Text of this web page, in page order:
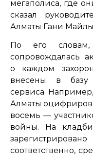
мегаполиса, где
сказал
Алматы Гани
По его
сопровождалась
о каждом
внесены в базу
сервиса.
Алматы
восемь —
войны. На
соответственно,